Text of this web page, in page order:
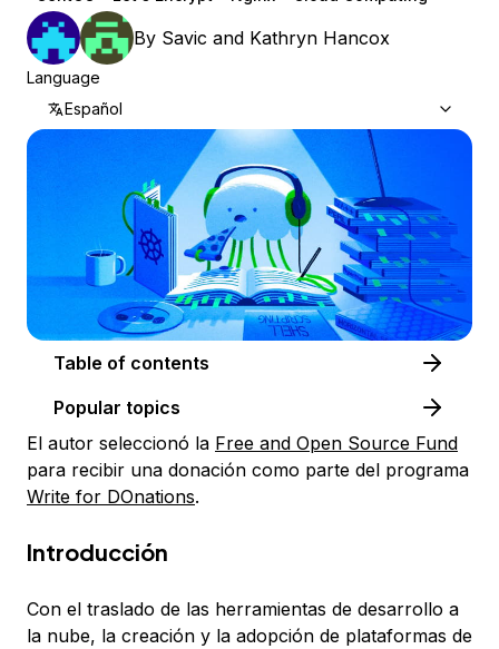
By Savic and Kathryn Hancox
Language
Español
Table of contents
Popular topics
El autor seleccionó la Free and Open Source Fund
para recibir una donación como parte del programa
Write for DOnations.
Introducción
Con el traslado de las herramientas de desarrollo a
la nube, la creación y la adopción de plataformas de